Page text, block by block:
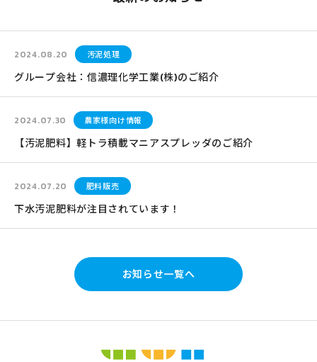
2024.08.20 汚泥処理
グループ会社：信濃理化学工業(株)のご紹介
2024.07.30 農家様向け情報
【汚泥肥料】軽トラ積載マニアスプレッダのご紹介
2024.07.20 肥料販売
下水汚泥肥料が注目されています！
お知らせ一覧へ